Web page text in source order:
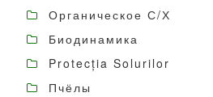
Органическое С/Х
Биодинамика
Protecția Solurilor
Пчёлы